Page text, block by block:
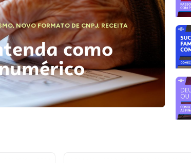
,NOVO FORMATO DE CNPJ,RECEITA
como